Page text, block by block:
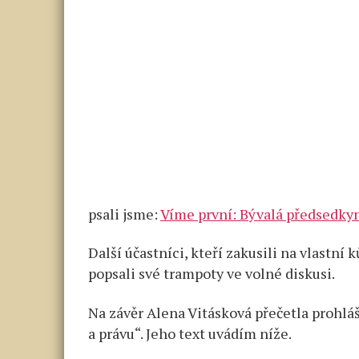
psali jsme:Víme první: Bývalá
Další účastníci, kteří zakusili na vlastní
popsali své trampoty ve volné diskusi.
Na závěr Alena Vitásková přečetla
a právu“. Jeho text uvádím níže.